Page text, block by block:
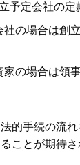
予定会社の定
の場合は創
の場合は領
的手続の流
ことが期待さ